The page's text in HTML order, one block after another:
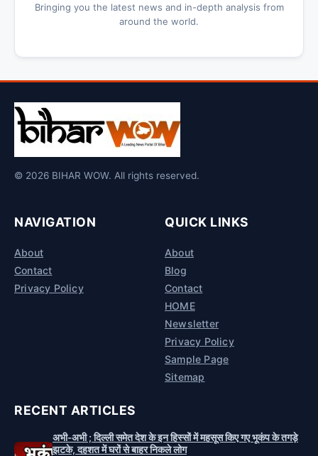
Bringing you the latest news and in-depth analysis from
around the world.
© 2026 BIHAR WOW. All rights reserved.
NAVIGATION
About
Contact
Privacy Policy
QUICK LINKS
About
Blog
Contact
HOME
Newsletter
Privacy Policy
Sample Page
Sitemap
RECENT ARTICLES
अभी-अभी ; दिल्ली समेत देश के इन हिस्सों में महसूस किए गए भूकंप के तगड़े
झटके, दहशत में घरों से बाहर निकले लोग